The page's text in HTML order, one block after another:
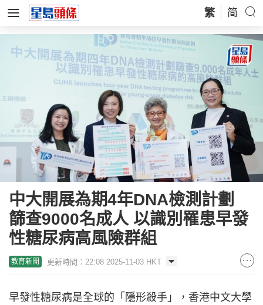
繁 简
中大開展為期4年DNA檢測計劃
篩查9000名成人 以識別罹患早發
性糖尿病高風險群組
教育新聞 更新時間：22:08 2025-11-03 HKT
早發性糖尿病是全球的「隱形殺手」，香港中文大學